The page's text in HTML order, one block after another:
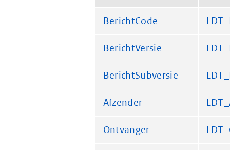
BerichtCode
BerichtVersie
BerichtSubversie
Afzender
Ontvanger